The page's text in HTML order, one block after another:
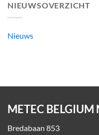
NIEUWSOVERZICHT
Nieuws
METEC BELGIUM
Bredabaan 853